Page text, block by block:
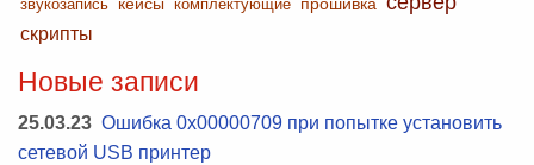
звукозапись комплектующие
скрипты
Новые записи
25.03.23 Ошибка 0x00000709 при попытке установить
сетевой USB принтер